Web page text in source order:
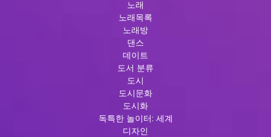
노래
노래목록
노래방
댄스
데이트
도서 분류
도시
도시문화
도시화
독특한 놀이터: 세계
디자인